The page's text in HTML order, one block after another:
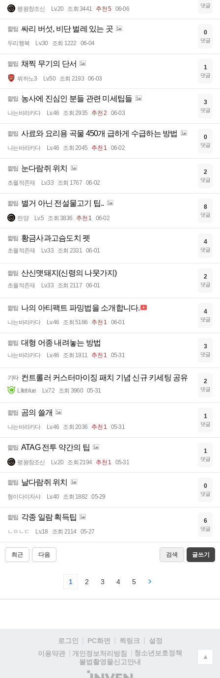
팽왕창조신 Lv.20 조회 3441 추천 5 06-06 댓글
짧팁 싸리 버섯, 비단 벌레 있는 곳
두리행복 Lv.30 조회 1222 06-04
0
댓글
짧팁 채찍 무기의 단서
뭐하노3 Lv.50 조회 2193 06-03
1
댓글
짧팁 농사에 진심인 분들 관련 미세팁들
나는바라카다 Lv.46 조회 2935 추천 2 06-03
3
댓글
짧팁 사료와 요리용 곡물 450개 급하게 수급하는 방법
나는바라카다 Lv.46 조회 2045 추천 1 06-02
0
댓글
짧팁 눈다람쥐 위치
초월적존재 Lv.33 조회 1767 06-02
2
댓글
짧팁 별거 아닌 전설물고기 팁..
란양 Lv.5 조회 3836 추천 1 06-02
8
댓글
짧팁 황금사과고슴도치 펫
초월적존재 Lv.33 조회 2331 06-01
4
댓글
짧팁 산신맷돼지(신령의 나뭇가지)
초월적존재 Lv.33 조회 2117 06-01
2
댓글
짧팁 나의 아티팩트 파밍법을 소개합니다.
나는바라카다 Lv.46 조회 5186 추천 1 06-01
4
댓글
짧팁 대형 어종 내려놓는 방법
나는바라카다 Lv.46 조회 1911 추천 1 05-31
3
댓글
기타 컨트롤러 커스터마이징 패치 기념 신규 키세팅 공유
Liteblue Lv.72 조회 3960 05-31
2
댓글
짧팁 곰의 쓸개
나는바라카다 Lv.46 조회 2036 추천 1 05-31
1
댓글
짧팁 ATAG 전투 약간의 팁
팽왕창조신 Lv.20 조회 2194 추천 1 05-31
1
댓글
짧팁 날다람쥐 위치
형이다이자샤 Lv.40 조회 1882 05-29
0
댓글
짧팁 각종 일람 획득팁
ㄴㅇㄴㄷ Lv.18 조회 2114 05-27
6
댓글
최근 다음 검색 글쓰기
1 2 3 4 5
로그인 PC화면 퀵링크
설정
이용약관
개인정보처리방침
청소년보호정책
불법촬영물신고안내
(주)
▲